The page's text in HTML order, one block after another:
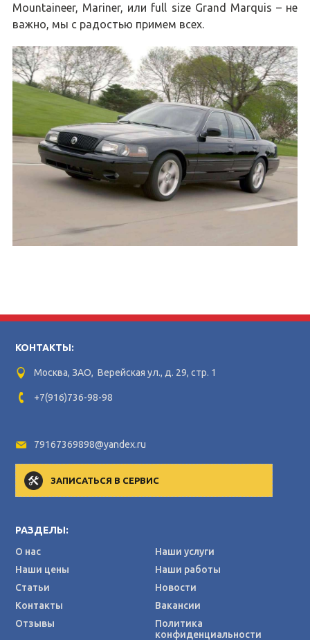
Mountaineer, Mariner, или full size Grand Marquis – не
важно, мы с радостью примем всех.
КОНТАКТЫ:
Москва, ЗАО, Верейская ул., д. 29, стр. 1
+7(916)736-98-98
79167369898@yandex.ru
ЗАПИСАТЬСЯ В СЕРВИС
РАЗДЕЛЫ:
О нас
Наши услуги
Наши цены
Наши работы
Статьи
Новости
Контакты
Вакансии
Отзывы
Политика
конфиденциальности